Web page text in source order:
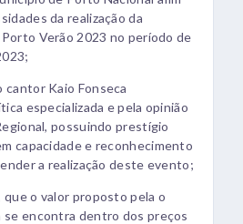
da realização da
Verão 2023 no período de
cantor Kaio Fonseca
especializada e pela opinião
possuindo prestígio
capacidade e reconhecimento
a realização deste evento;
que o valor proposto pela o
se encontra dentro dos preços